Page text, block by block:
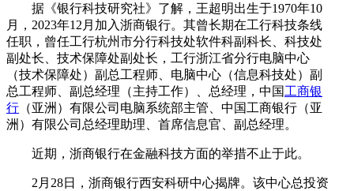
据《银行科技研究社》了解，王超明出生于1970年10
月，2023年12月加入浙商银行。其曾长期在工行科技条线
任职，曾任工行杭州市分行科技处软件科副科长、科技处
副处长、技术保障处副处长，工行浙江省分行电脑中心
（技术保障处）副总工程师、电脑中心（信息科技处）副
总工程师、副总经理（主持工作）、总经理，中国工商银
行 （亚洲）有限公司电脑系统部主管、中国工商银行（亚
洲）有限公司总经理助理、首席信息官、副总经理。
近期，浙商银行在金融科技方面的举措不止于此。
2月28日，浙商银行西安科研中心揭牌。该中心总投资